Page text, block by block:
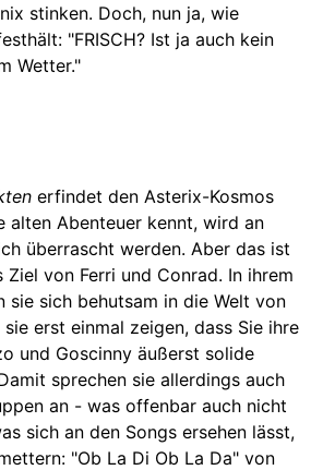
stinken. Doch, nun ja, wie
"FRISCH? Ist ja auch kein
Wetter."
erfindet den Asterix-Kosmos
alten Abenteuer kennt, wird an
überrascht werden. Aber das ist
von Ferri und Conrad. In ihrem
sie sich behutsam in die Welt von
erst einmal zeigen, dass Sie ihre
und Goscinny äußerst solide
sprechen sie allerdings auch
an - was offenbar auch nicht
sich an den Songs ersehen lässt,
"Ob La Di Ob La Da" von